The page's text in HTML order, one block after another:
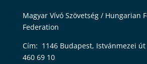
Magyar Vívó Szövetség / Hungarian
Federation
Cím: 1146 Budapest, Istvánmezei út
460 69 10